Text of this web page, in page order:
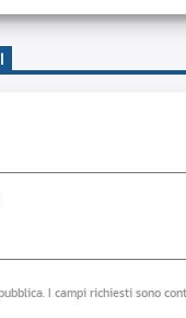
I campi richiesti sono